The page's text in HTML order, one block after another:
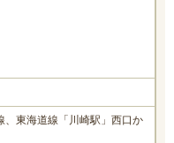
、東海道線「川崎駅」西口か